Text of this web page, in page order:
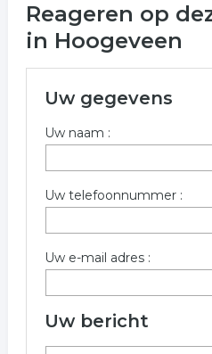
Reageren op
in Hoogeveen
Uw gegevens
Uw naam :
Uw telefoonnummer :
Uw e-mail adres :
Uw bericht